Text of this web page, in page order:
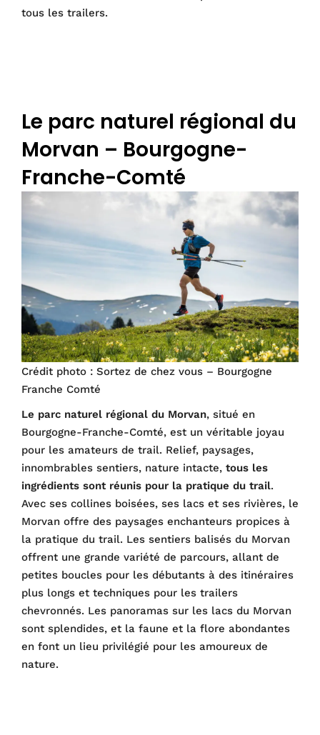
tous les trailers.
Le parc naturel régional du
Morvan – Bourgogne-
Franche-Comté
Crédit photo : Sortez de chez vous – Bourgogne
Franche Comté
Le parc naturel régional du Morvan, situé en
Bourgogne-Franche-Comté, est un véritable joyau
pour les amateurs de trail. Relief, paysages,
innombrables sentiers, nature intacte, tous les
ingrédients sont réunis pour la pratique du trail.
Avec ses collines boisées, ses lacs et ses rivières, le
Morvan offre des paysages enchanteurs propices à
la pratique du trail. Les sentiers balisés du Morvan
offrent une grande variété de parcours, allant de
petites boucles pour les débutants à des itinéraires
plus longs et techniques pour les trailers
chevronnés. Les panoramas sur les lacs du Morvan
sont splendides, et la faune et la flore abondantes
en font un lieu privilégié pour les amoureux de
nature.